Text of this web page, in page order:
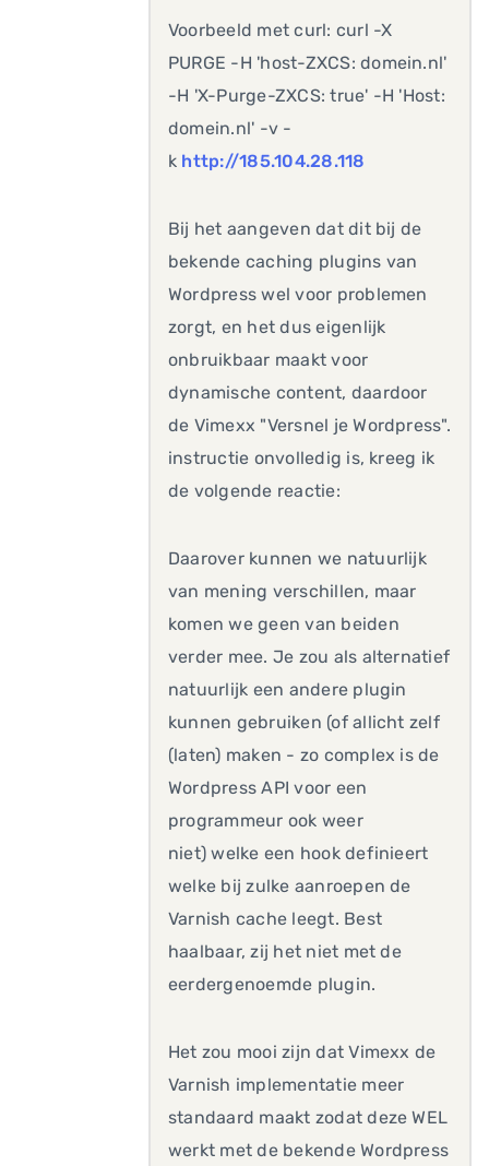
Voorbeeld met curl: curl -X
PURGE -H 'host-ZXCS: domein.nl'
-H 'X-Purge-ZXCS: true' -H 'Host:
domein.nl' -v -
k http://185.104.28.118
Bij het aangeven dat dit bij de
bekende caching plugins van
Wordpress wel voor problemen
zorgt, en het dus eigenlijk
onbruikbaar maakt voor
dynamische content, daardoor
de Vimexx "Versnel je Wordpress".
instructie onvolledig is, kreeg ik
de volgende reactie:
Daarover kunnen we natuurlijk
van mening verschillen, maar
komen we geen van beiden
verder mee. Je zou als alternatief
natuurlijk een andere plugin
kunnen gebruiken (of allicht zelf
(laten) maken - zo complex is de
Wordpress API voor een
programmeur ook weer
niet) welke een hook definieert
welke bij zulke aanroepen de
Varnish cache leegt. Best
haalbaar, zij het niet met de
eerdergenoemde plugin.
Het zou mooi zijn dat Vimexx de
Varnish implementatie meer
standaard maakt zodat deze WEL
werkt met de bekende Wordpress